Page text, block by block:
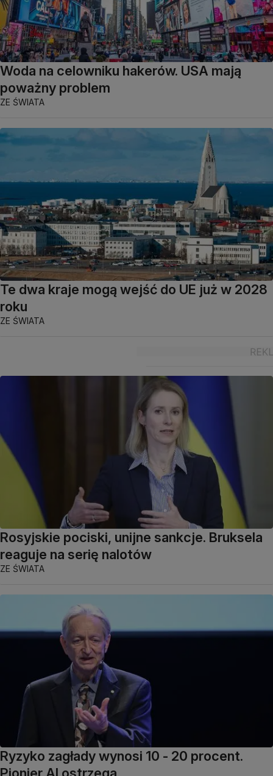
Woda na celowniku hakerów. USA mają
poważny problem
ZE ŚWIATA
Te dwa kraje mogą wejść do UE już w 2028
roku
ZE ŚWIATA
Rosyjskie pociski, unijne sankcje. Bruksela
reaguje na serię nalotów
ZE ŚWIATA
Ryzyko zagłady wynosi 10 - 20 procent.